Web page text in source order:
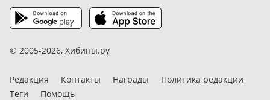
Детский мир
Бытовая электроника
Бизнес и оборудование
© 2005-2026, Хибины.ру
Редакция Контакты Награды
Политика редакции
Теги
Помощь